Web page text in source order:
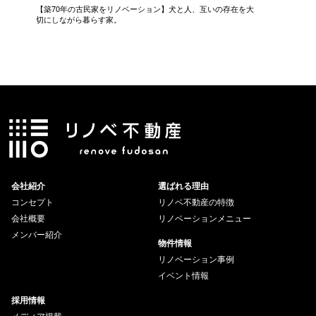
【築70年の古民家をリノベーション】犬と人、互いの存在を大
切にしながら暮らす家。
会社紹介
コンセプト
会社概要
メンバー紹介
選ばれる理由
リノベ不動産の特徴
リノベーションメニュー
物件情報
リノベーション事例
イベント情報
採用情報